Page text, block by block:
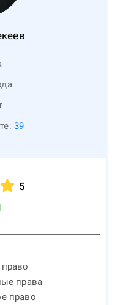
39
5
права
право